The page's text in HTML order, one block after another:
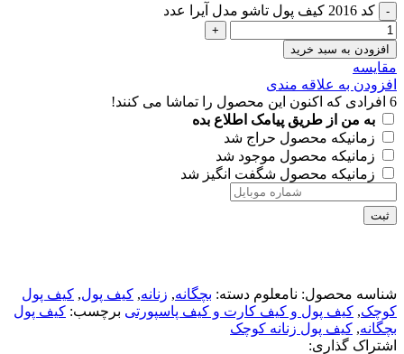
کد 2016 کیف پول تاشو مدل آیرا عدد
افزودن به سبد خرید
مقايسه
افزودن به علاقه مندی
6 افرادی که اکنون این محصول را تماشا می کنند!
به من از طریق پیامک اطلاع بده
زمانیکه محصول حراج شد
زمانیکه محصول موجود شد
زمانیکه محصول شگفت انگیز شد
ثبت
شناسه محصول: نامعلوم دسته: بچگانه, زنانه, کیف پول, کیف پول
کوچک, کیف پول و کیف کارت و کیف پاسپورتی برچسب: کیف پول
بچگانه, کیف پول زنانه کوچک
اشتراک گذاری: